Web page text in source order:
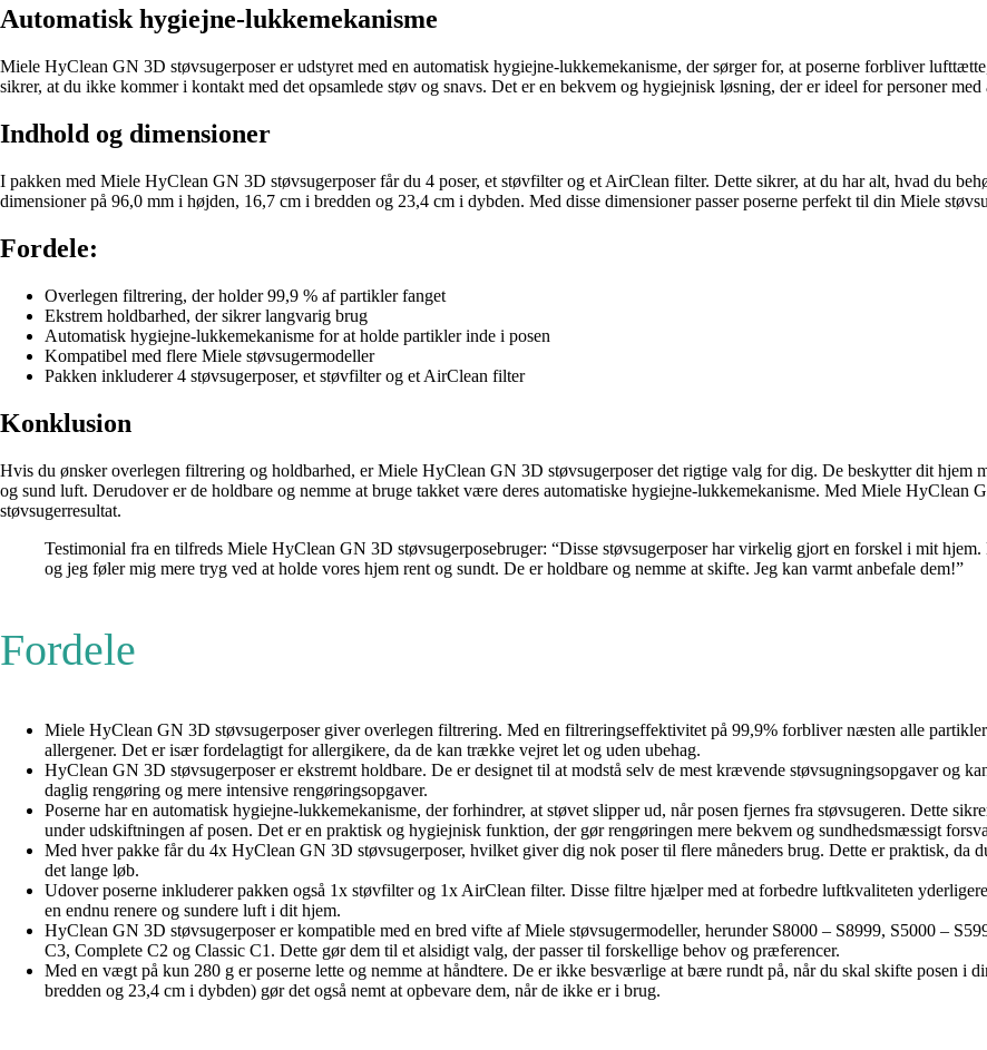
Automatisk hygiejne-lukkemekanisme
Miele HyClean GN 3D støvsugerposer er udstyret med en automatisk hygiejne-lukkemekanisme, der sørger for, at poserne forbliver
sikrer, at du ikke kommer i kontakt med det opsamlede støv og snavs. Det er en bekvem og hygiejnisk løsning, der er ideel for personer
Indhold og dimensioner
I pakken med Miele HyClean GN 3D støvsugerposer får du 4 poser, et støvfilter og et AirClean filter. Dette sikrer, at du har alt, hvad du
dimensioner på 96,0 mm i højden, 16,7 cm i bredden og 23,4 cm i dybden. Med disse dimensioner passer poserne perfekt til din Miele
Fordele:
Overlegen filtrering, der holder 99,9 % af partikler fanget
Ekstrem holdbarhed, der sikrer langvarig brug
Automatisk hygiejne-lukkemekanisme for at holde partikler inde i posen
Kompatibel med flere Miele støvsugermodeller
Pakken inkluderer 4 støvsugerposer, et støvfilter og et AirClean filter
Konklusion
Hvis du ønsker overlegen filtrering og holdbarhed, er Miele HyClean GN 3D støvsugerposer det rigtige valg for dig. De beskytter dit hjem
og sund luft. Derudover er de holdbare og nemme at bruge takket være deres automatiske hygiejne-lukkemekanisme. Med Miele HyClean
støvsugerresultat.
Testimonial fra en tilfreds Miele HyClean GN 3D støvsugerposebruger: “Disse støvsugerposer har virkelig gjort en forskel i mit
og jeg føler mig mere tryg ved at holde vores hjem rent og sundt. De er holdbare og nemme at skifte. Jeg kan varmt anbefale dem!”
Fordele
Miele HyClean GN 3D støvsugerposer giver overlegen filtrering. Med en filtreringseffektivitet på 99,9% forbliver næsten alle
allergener. Det er især fordelagtigt for allergikere, da de kan trække vejret let og uden ubehag.
HyClean GN 3D støvsugerposer er ekstremt holdbare. De er designet til at modstå selv de mest krævende støvsugningsopgaver og
daglig rengøring og mere intensive rengøringsopgaver.
Poserne har en automatisk hygiejne-lukkemekanisme, der forhindrer, at støvet slipper ud, når posen fjernes fra støvsugeren. Dette
under udskiftningen af posen. Det er en praktisk og hygiejnisk funktion, der gør rengøringen mere bekvem og sundhedsmæssigt
Med hver pakke får du 4x HyClean GN 3D støvsugerposer, hvilket giver dig nok poser til flere måneders brug. Dette er praktisk, da
det lange løb.
Udover poserne inkluderer pakken også 1x støvfilter og 1x AirClean filter. Disse filtre hjælper med at forbedre luftkvaliteten
en endnu renere og sundere luft i dit hjem.
HyClean GN 3D støvsugerposer er kompatible med en bred vifte af Miele støvsugermodeller, herunder S8000 – S8999, S5000 –
C3, Complete C2 og Classic C1. Dette gør dem til et alsidigt valg, der passer til forskellige behov og præferencer.
Med en vægt på kun 280 g er poserne lette og nemme at håndtere. De er ikke besværlige at bære rundt på, når du skal skifte posen i
bredden og 23,4 cm i dybden) gør det også nemt at opbevare dem, når de ikke er i brug.